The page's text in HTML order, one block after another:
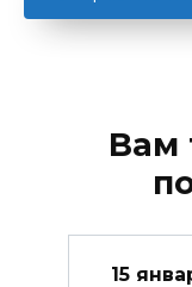
Вам
15